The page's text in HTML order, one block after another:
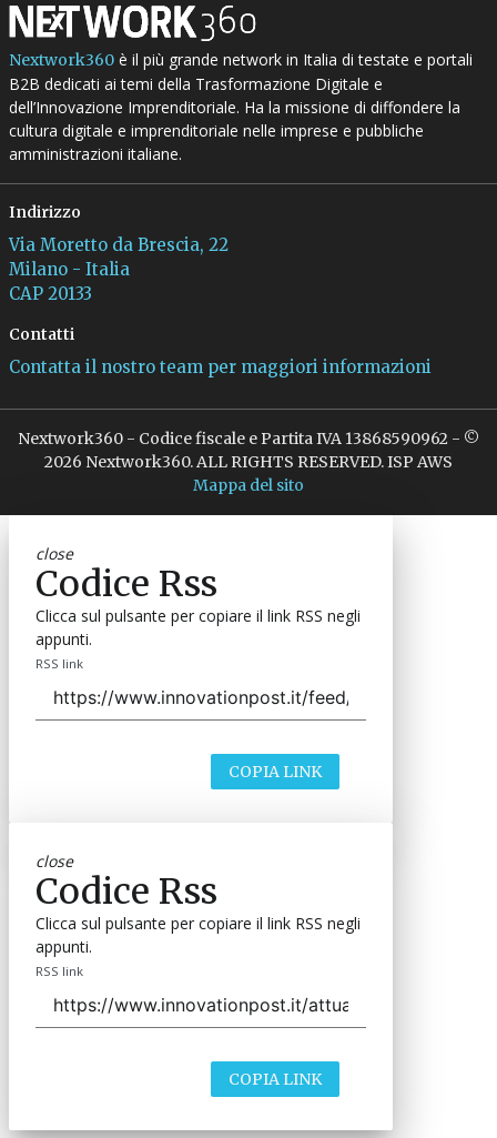
Nextwork360è il più grande network in Italia di testate e portali
B2B dedicati ai temi della Trasformazione Digitale e
dell’Innovazione Imprenditoriale. Ha la missione di diffondere la
cultura digitale e imprenditoriale nelle imprese e pubbliche
amministrazioni italiane.
Indirizzo
Via Moretto da Brescia, 22
Milano - Italia
CAP 20133
Contatti
Contatta il nostro team per maggiori informazioni
Nextwork360 - Codice fiscale e Partita IVA 13868590962 - ©
2026 Nextwork360. ALL RIGHTS RESERVED. ISP AWS
Mappa del sito
close
Codice Rss
Clicca sul pulsante per copiare il link RSS negli
appunti.
RSS link
COPIA LINK
close
Codice Rss
Clicca sul pulsante per copiare il link RSS negli
appunti.
RSS link
COPIA LINK